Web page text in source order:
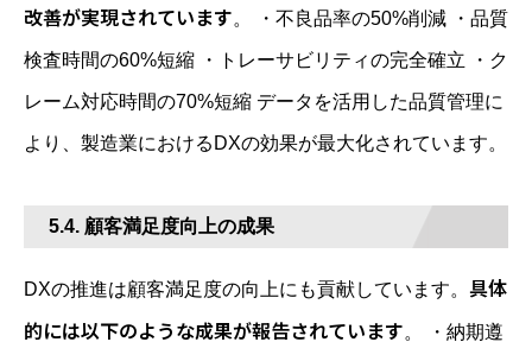
改善が実現されています。 ・不良品率の50%削減 ・品質
検査時間の60%短縮 ・トレーサビリティの完全確立 ・ク
レーム対応時間の70%短縮 データを活用した品質管理に
より、製造業におけるDXの効果が最大化されています。
5.4. 顧客満足度向上の成果
DXの推進は顧客満足度の向上にも貢献しています。 具体
的には以下のような成果が報告されています。 ・納期遵